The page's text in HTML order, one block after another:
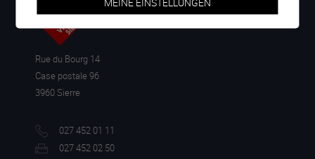
Rue du Bourg 14
Case postale 96
3960 Sierre
027 452 01 11
027 452 02 50